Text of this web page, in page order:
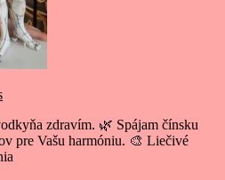
zdravím. 🌿 Spájam čínsku
pre Vašu harmóniu. 🎨 Liečivé